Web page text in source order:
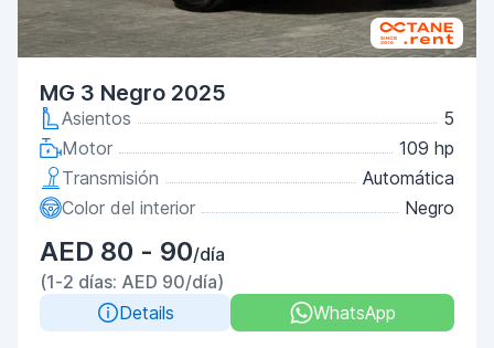
MG 3 Negro 2025
Asientos
5
Motor
109 hp
Transmisión
Automática
Color del interior
Negro
AED 80 - 90/día
(1-2 días: AED 90/día)
Details
WhatsApp